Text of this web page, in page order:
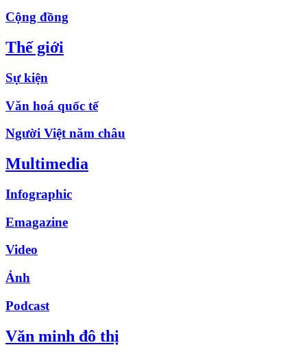
Cộng đồng
Thế giới
Sự kiện
Văn hoá quốc tế
Người Việt năm châu
Multimedia
Infographic
Emagazine
Video
Ảnh
Podcast
Văn minh đô thị